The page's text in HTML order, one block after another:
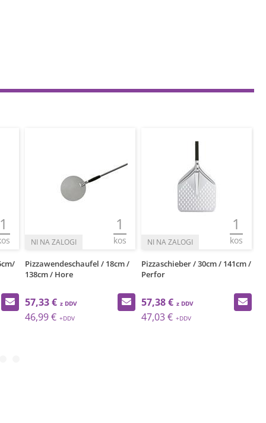
1
kos
Pizzawendeschaufel / 18cm /
138cm / Hore
57,33 €
46,99 €
1
kos
Pizzaschieber / 30cm / 141cm /
Perfor
57,38 €
47,03 €